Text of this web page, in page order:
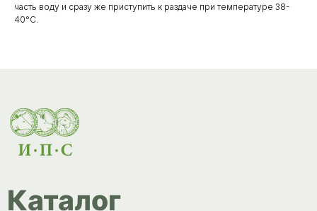
часть воду и сразу же приступить к раздаче при температуре 38-
40°C.
Корма, кормовые добавки
Изделия ветеринарного назначения
Сопутствующие товары